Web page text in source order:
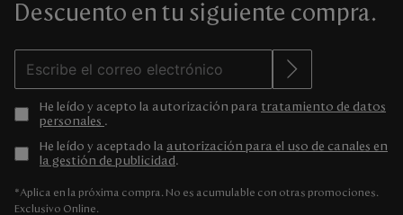
Descuento en tu siguiente compra.
He leído y acepto la autorización para tratamiento de datos
personales .
He leído y aceptado la autorización para el uso de canales en
la gestión de publicidad .
*Aplica en la próxima compra. No es acumulable con otras promociones.
Exclusivo Online.